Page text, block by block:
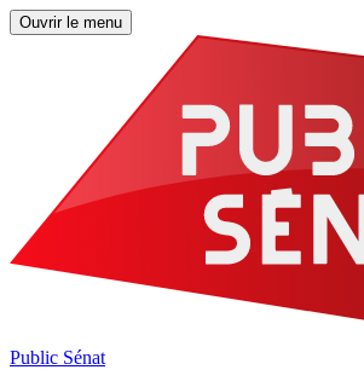
Ouvrir le menu
Public Sénat